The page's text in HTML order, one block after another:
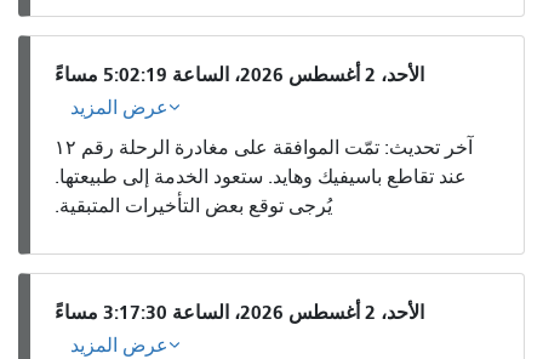
الأحد، 2 أغسطس 2026، الساعة 5:02:19 مساءً
عرض المزيد
آخر تحديث: تمّت الموافقة على مغادرة الرحلة رقم ١٢
عند تقاطع باسيفيك وهايد. ستعود الخدمة إلى طبيعتها.
يُرجى توقع بعض التأخيرات المتبقية.
الأحد، 2 أغسطس 2026، الساعة 3:17:30 مساءً
عرض المزيد